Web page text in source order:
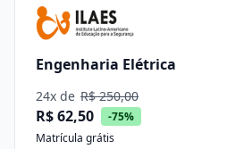
Engenharia Elétrica
24x de R$ 250,00
R$ 62,50
-75%
Matrícula grátis